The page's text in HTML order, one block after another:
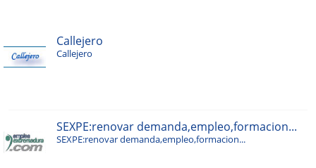
Callejero
Callejero
SEXPE:renovar demanda,empleo,formacion...
SEXPE:renovar demanda,empleo,formacion...